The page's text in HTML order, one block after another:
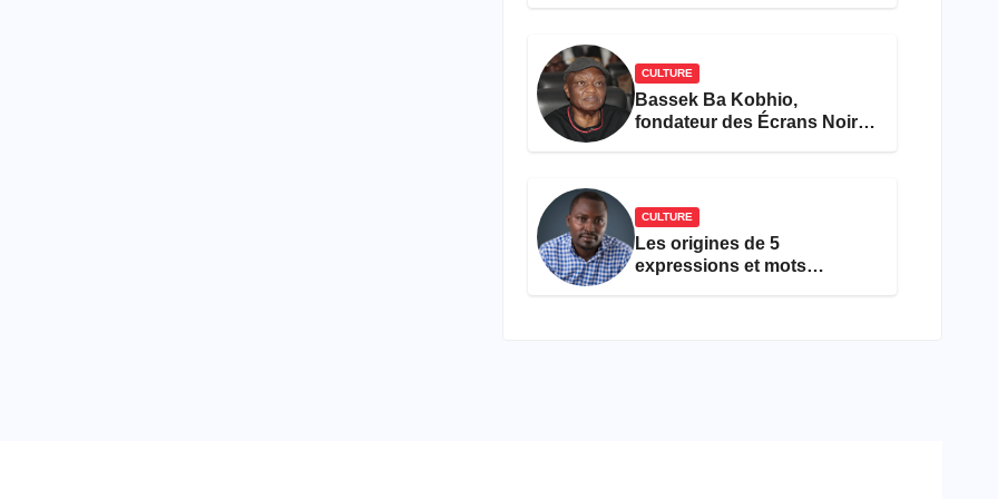
CULTURE
Bassek Ba Kobhio,
fondateur des Écrans Noirs,
CULTURE
Les origines de 5
expressions et mots